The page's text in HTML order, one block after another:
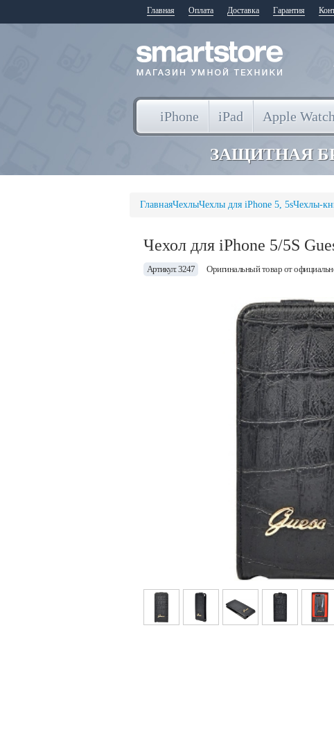
Главная Оплата Доставка Гарантия
iPhone iPad Apple Watch
ЗАЩИТНАЯ
ГлавнаяЧехлыЧехлы для iPhone 5, 5sЧехлы-
Чехол для iPhone 5/5S
Артикул: 3247 Оригинальный товар от